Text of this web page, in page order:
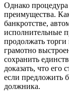
Однако
преимущества.
банкротстве,
исполнительные
продолжать торги
грамотно
сохранить
доказать, что его
если предложить
должника.